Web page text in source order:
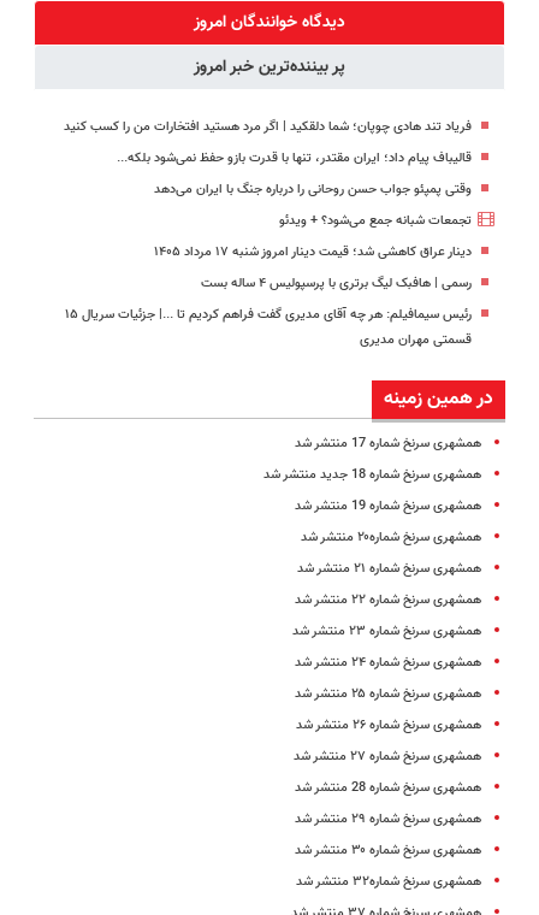
◗پرسش‌نامه◖
((پرسش‌نامه))
دیدگاه خوانندگان امروز
پر بیننده‌ترین خبر امروز
فریاد تند هادی چوپان؛‌ شما دلقکید | اگر مرد هستید افتخارات من را کسب کنید
قالیباف پیام داد؛ ایران مقتدر، تنها با قدرت بازو حفظ نمی‌شود بلکه...
وقتی پمپئو جواب حسن روحانی را درباره جنگ با ایران می‌دهد
تجمعات شبانه جمع می‌شود؟ + ویدئو
دینار عراق کاهشی شد؛ قیمت دینار امروز شنبه ۱۷ مرداد ۱۴۰۵
رسمی | هافبک لیگ برتری با پرسپولیس ۴ ساله بست
رئیس سیمافیلم: هر چه آقای مدیری گفت فراهم کردیم تا ...| جزئیات سریال ۱۵
قسمتی مهران مدیری
در همین زمینه
همشهری سرنخ شماره 17 منتشر شد
همشهری سرنخ شماره 18 جدید منتشر شد
همشهری سرنخ شماره 19 منتشر شد
همشهری سرنخ شماره۲۰ منتشر شد
همشهری سرنخ شماره ۲۱ منتشر شد
همشهری سرنخ شماره ۲۲ منتشر شد
همشهری سرنخ شماره ۲۳ منتشر شد
همشهری سرنخ شماره ۲۴ منتشر شد
همشهری سرنخ شماره ۲۵ منتشر شد
همشهری سرنخ شماره ۲۶ منتشر شد
همشهری سرنخ شماره ۲۷ منتشر شد
همشهری سرنخ شماره 28 منتشر شد
همشهری سرنخ شماره ۲۹ منتشر شد
همشهری سرنخ شماره ۳۰ منتشر شد
همشهری سرنخ شماره۳۲ منتشر شد